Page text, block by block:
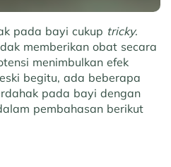
pada bayi cukup tricky.
memberikan obat secara
menimbulkan efek
begitu, ada beberapa
pada bayi dengan
pembahasan berikut